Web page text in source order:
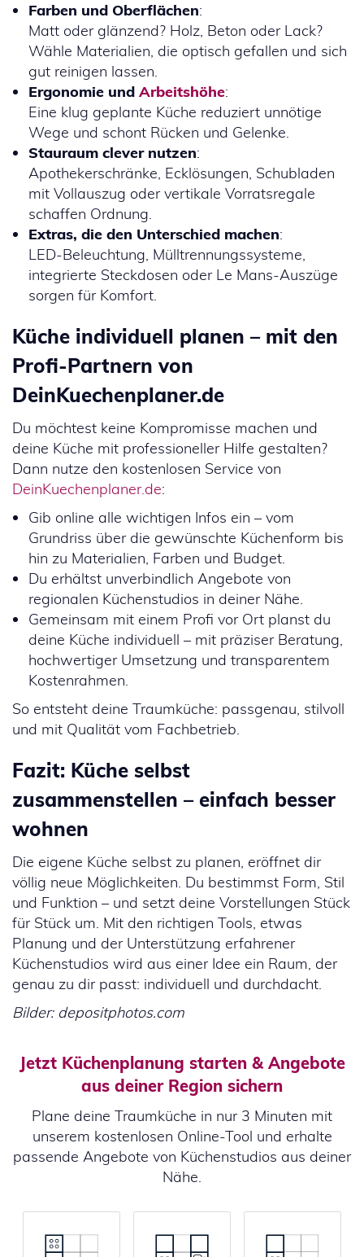
Farben und Oberflächen:
Matt oder glänzend? Holz, Beton oder Lack?
Wähle Materialien, die optisch gefallen und sich
gut reinigen lassen.
Ergonomie und Arbeitshöhe:
Eine klug geplante Küche reduziert unnötige
Wege und schont Rücken und Gelenke.
Stauraum clever nutzen:
Apothekerschränke, Ecklösungen, Schubladen
mit Vollauszug oder vertikale Vorratsregale
schaffen Ordnung.
Extras, die den Unterschied machen:
LED-Beleuchtung, Mülltrennungssysteme,
integrierte Steckdosen oder Le Mans-Auszüge
sorgen für Komfort.
Küche individuell planen – mit den
Profi-Partnern von
DeinKuechenplaner.de
Du möchtest keine Kompromisse machen und
deine Küche mit professioneller Hilfe gestalten?
Dann nutze den kostenlosen Service von
DeinKuechenplaner.de:
Gib online alle wichtigen Infos ein – vom
Grundriss über die gewünschte Küchenform bis
hin zu Materialien, Farben und Budget.
Du erhältst unverbindlich Angebote von
regionalen Küchenstudios in deiner Nähe.
Gemeinsam mit einem Profi vor Ort planst du
deine Küche individuell – mit präziser Beratung,
hochwertiger Umsetzung und transparentem
Kostenrahmen.
So entsteht deine Traumküche: passgenau, stilvoll
und mit Qualität vom Fachbetrieb.
Fazit: Küche selbst
zusammenstellen – einfach besser
wohnen
Die eigene Küche selbst zu planen, eröffnet dir
völlig neue Möglichkeiten. Du bestimmst Form, Stil
und Funktion – und setzt deine Vorstellungen Stück
für Stück um. Mit den richtigen Tools, etwas
Planung und der Unterstützung erfahrener
Küchenstudios wird aus einer Idee ein Raum, der
genau zu dir passt: individuell und durchdacht.
Bilder: depositphotos.com
Jetzt Küchenplanung starten & Angebote
aus deiner Region sichern
Plane deine Traumküche in nur 3 Minuten mit
unserem kostenlosen Online-Tool und erhalte
passende Angebote von Küchenstudios aus deiner
Nähe.